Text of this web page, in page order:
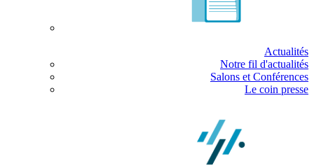
Actualités
Notre fil d'actualités
Salons et Conférences
Le coin presse